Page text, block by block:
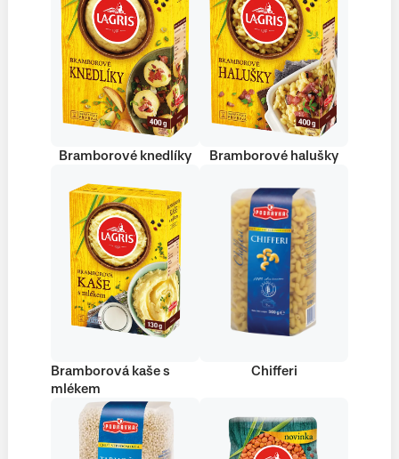
Bramborové knedlíky Bramborové halušky
Bramborová kaše s
mlékem
Chifferi